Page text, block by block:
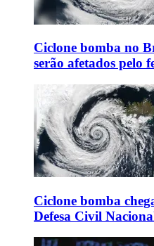
Ciclone bomba no
serão afetados pelo
Ciclone bomba
Defesa Civil